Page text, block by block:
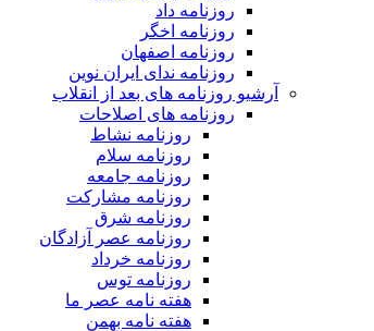
روزنامه داد
روزنامه اخگر
روزنامه اصفهان
روزنامه ندای ایران نوین
آرشیو روزنامه های بعد از انقلاب
روزنامه های اصلاحات
روزنامه نشاط
روزنامه سلام
روزنامه جامعه
روزنامه مشارکت
روزنامه شرق
روزنامه عصر آزادگان
روزنامه خرداد
روزنامه توس
هفته نامه عصر ما
هفته نامه بهمن